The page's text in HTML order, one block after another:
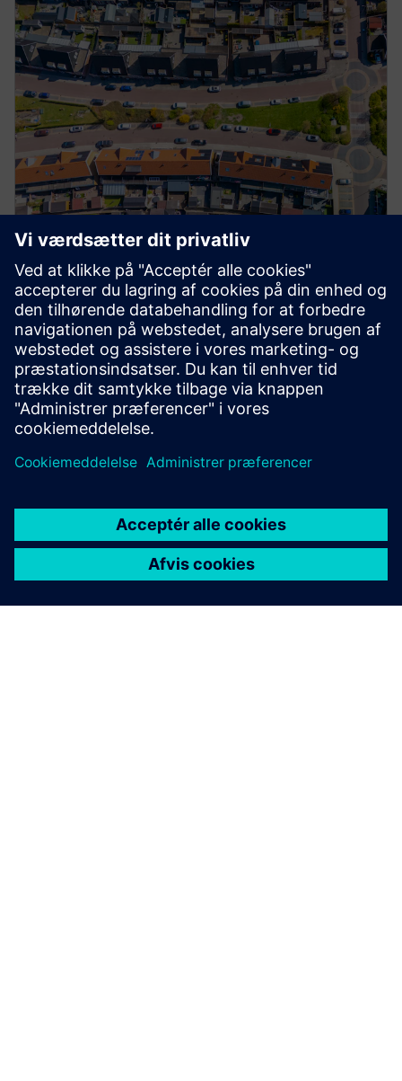
Gridscale X Flexibility Manager
Gridscale X Flexibility Manager helps DSOs forecast
grid risks, coordinate flexibility, and prevent
congestion.